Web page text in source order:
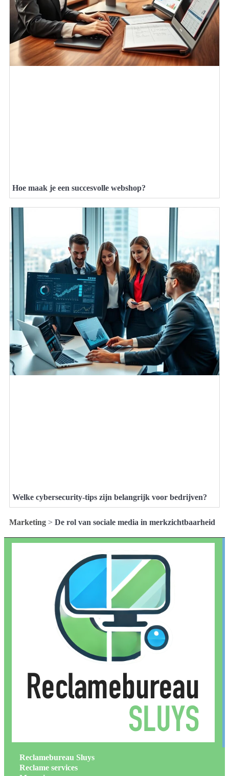
Hoe maak je een succesvolle webshop?
Welke cybersecurity-tips zijn belangrijk voor bedrijven?
Marketing > De rol van sociale media in merkzichtbaarheid
Reclamebureau Sluys
Reclame services